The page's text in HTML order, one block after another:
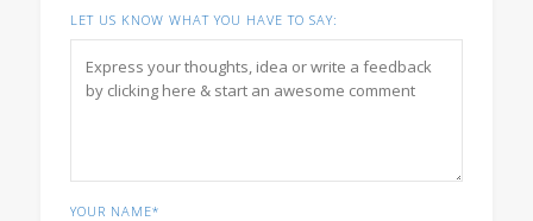
LET US KNOW WHAT YOU HAVE TO SAY:
YOUR NAME*